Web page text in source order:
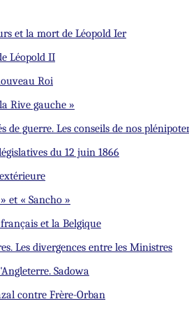
et la mort de Léopold Ier
Léopold II
Roi
Rive gauche »
de guerre. Les conseils de nos
du 12 juin 1866
et « Sancho »
et la Belgique
Les divergences entre les Ministres
Sadowa
contre Frère-Orban